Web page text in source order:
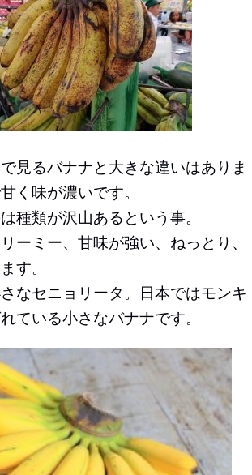
見るバナナと大きな違いはありま
く味が濃いです。
種類が沢山あるという事。
ーミー、甘味が強い、ねっとり、
す。
なセニョリータ 。日本ではモンキ
ている小さなバナナです。